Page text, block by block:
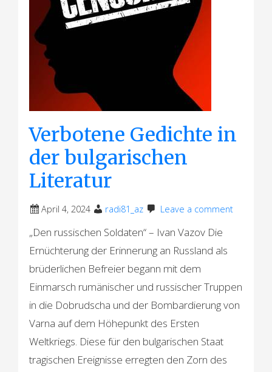
Verbotene Gedichte in
der bulgarischen
Literatur
April 4, 2024 radi81_az Leave a comment
„Den russischen Soldaten“ – Ivan Vazov Die
Ernüchterung der Erinnerung an Russland als
brüderlichen Befreier begann mit dem
Einmarsch rumänischer und russischer Truppen
in die Dobrudscha und der Bombardierung von
Varna auf dem Höhepunkt des Ersten
Weltkriegs. Diese für den bulgarischen Staat
tragischen Ereignisse erregten den Zorn des